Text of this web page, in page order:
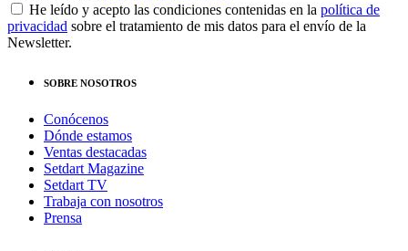
He leído y acepto las condiciones contenidas en la política de
privacidad sobre el tratamiento de mis datos para el envío de la
Newsletter.
SOBRE NOSOTROS
Conócenos
Dónde estamos
Ventas destacadas
Setdart Magazine
Setdart TV
Trabaja con nosotros
Prensa